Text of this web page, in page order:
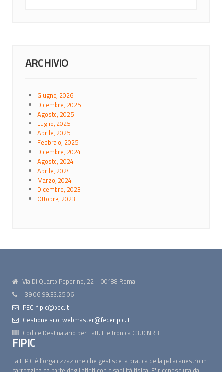
ARCHIVIO
Giugno, 2026
Dicembre, 2025
Agosto, 2025
Luglio, 2025
Aprile, 2025
Febbraio, 2025
Dicembre, 2024
Agosto, 2024
Aprile, 2024
Marzo, 2024
Dicembre, 2023
Ottobre, 2023
Via Di Quarto Peperino, 22 – 00188 Roma
+39 06.99.33.25.06
PEC: fipic@pec.it
Gestione sito: webmaster@federipic.it
Codice Destinatario per Fatt. Elettronica C3UCNRB
FIPIC
La FIPIC è l’organizzazione che gestisce la pratica della pallacanestro in
carrozzina da parte degli atleti con disabilità fisica. E' riconosciuta dal